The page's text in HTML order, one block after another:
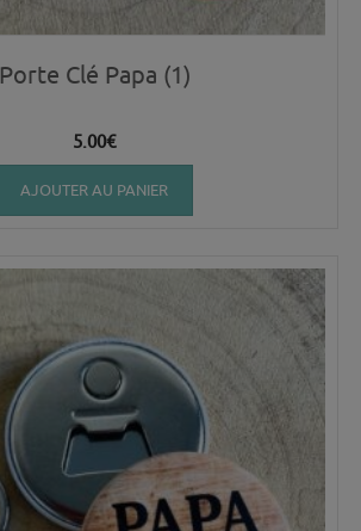
Porte Clé Papa (1)
5.00€
AJOUTER AU PANIER